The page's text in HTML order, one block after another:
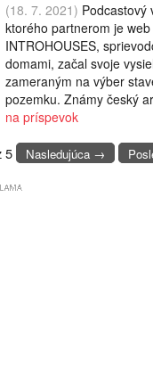
(18. 7. 2021) Podcastový
ktorého partnerom je web
INTROHOUSES,
domami, začal svoje
zameraným na výber
pozemku. Známy český
na príspevok
5 Nasledujúca →